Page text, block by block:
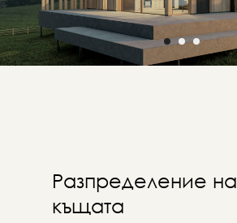
Разпределение на
къщата